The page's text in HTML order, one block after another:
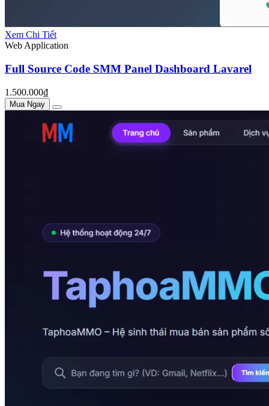
Xem Chi Tiết
Web Application
Full Source Code SMM Panel Dashboard Lavarel
1.500.000₫
Mua Ngay